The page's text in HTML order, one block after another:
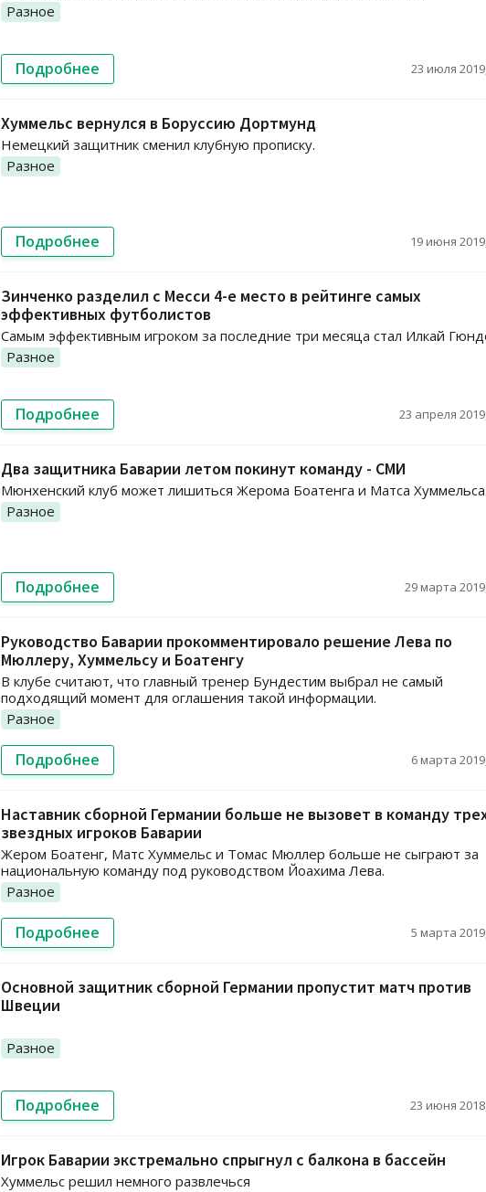
Разное
Подробнее 23 июля
Хуммельс вернулся в Боруссию Дортмунд
Немецкий защитник сменил клубную прописку.
Разное
Подробнее 19 июня
Зинченко разделил с Месси 4-е место в рейтинге самых
эффективных футболистов
Самым эффективным игроком за последние три месяца стал Илкай
Разное
Подробнее 23 апреля
Два защитника Баварии летом покинут команду - СМИ
Мюнхенский клуб может лишиться Жерома Боатенга и Матса Хуммельса.
Разное
Подробнее 29 марта
Руководство Баварии прокомментировало решение Лева по
Мюллеру, Хуммельсу и Боатенгу
В клубе считают, что главный тренер Бундестим выбрал не самый
подходящий момент для оглашения такой информации.
Разное
Подробнее 6 марта
Наставник сборной Германии больше не вызовет в команду
звездных игроков Баварии
Жером Боатенг, Матс Хуммельс и Томас Мюллер больше не сыграют за
национальную команду под руководством Йоахима Лева.
Разное
Подробнее 5 марта
Основной защитник сборной Германии пропустит матч против
Швеции
Разное
Подробнее 23 июня
Игрок Баварии экстремально спрыгнул с балкона в бассейн
Хуммельс решил немного развлечься